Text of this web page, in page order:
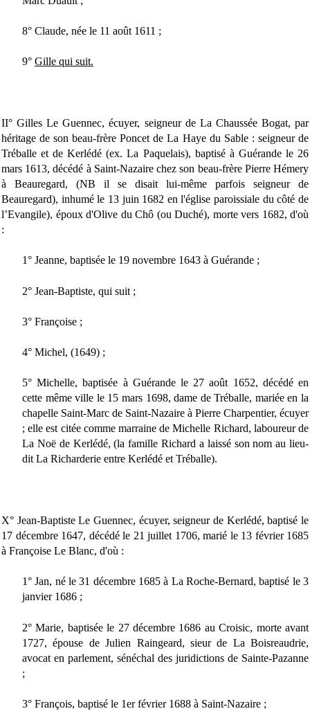
8° Claude, née le 11 août 1611 ;
9° Gille qui suit.
II° Gilles Le Guennec, écuyer, seigneur de La Chaussée Bogat, par
héritage de son beau-frère Poncet de La Haye du Sable : seigneur de
Tréballe et de Kerlédé (ex. La Paquelais), baptisé à Guérande le 26
mars 1613, décédé à Saint-Nazaire chez son beau-frère Pierre Hémery
à Beauregard, (NB il se disait lui-même parfois seigneur de
Beauregard), inhumé le 13 juin 1682 en l'église paroissiale du côté de
l’Evangile), époux d'Olive du Chô (ou Duché), morte vers 1682, d'où
:
1° Jeanne, baptisée le 19 novembre 1643 à Guérande ;
2° Jean-Baptiste, qui suit ;
3° Françoise ;
4° Michel, (1649) ;
5° Michelle, baptisée à Guérande le 27 août 1652, décédé en
cette même ville le 15 mars 1698, dame de Tréballe, mariée en la
chapelle Saint-Marc de Saint-Nazaire à Pierre Charpentier, écuyer
; elle est citée comme marraine de Michelle Richard, laboureur de
La Noë de Kerlédé, (la famille Richard a laissé son nom au lieu-
dit La Richarderie entre Kerlédé et Tréballe).
X° Jean-Baptiste Le Guennec, écuyer, seigneur de Kerlédé, baptisé le
17 décembre 1647, décédé le 21 juillet 1706, marié le 13 février 1685
à Françoise Le Blanc, d'où :
1° Jan, né le 31 décembre 1685 à La Roche-Bernard, baptisé le 3
janvier 1686 ;
2° Marie, baptisée le 27 décembre 1686 au Croisic, morte avant
1727, épouse de Julien Raingeard, sieur de La Boisreaudrie,
avocat en parlement, sénéchal des juridictions de Sainte-Pazanne
;
3° François, baptisé le 1er février 1688 à Saint-Nazaire ;